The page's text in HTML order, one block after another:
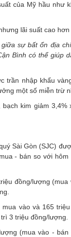
của Mỹ hầu như
lãi suất cao
sự bất ổn địa
Bình có thể giúp
trần nhập khẩu
một số miễn trừ
kim giảm
Sài Gòn (SJC)
- bán so với
đồng/lượng
vào và 165
3 triệu đồng/lượng.
(mua vào -